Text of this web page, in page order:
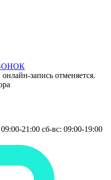
запись отменяется.
21:00 сб-вс: 09:00-19:00